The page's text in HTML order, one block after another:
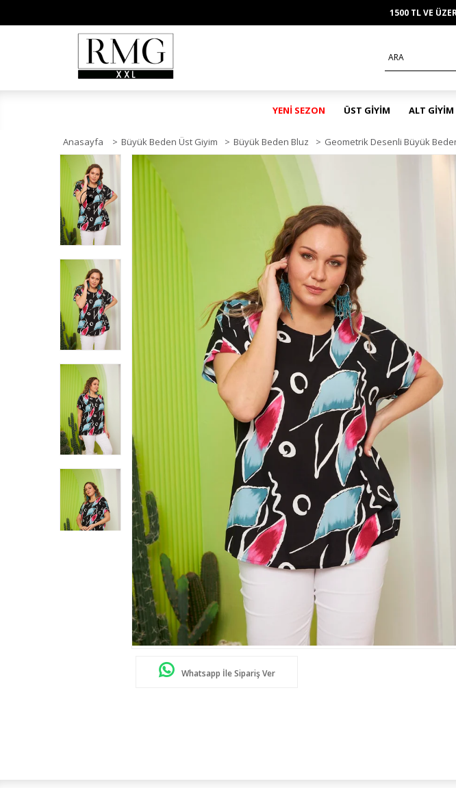
1500 TL VE
YENİ SEZON ÜST GİYİM ALT GİYİM
Anasayfa > Büyük Beden Üst Giyim > Büyük Beden Bluz > Geometrik Desenli Büyük
Whatsapp İle Sipariş Ver